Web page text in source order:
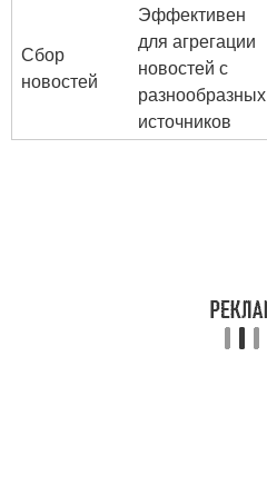
Сбор
‌новостей
Эффективен
для агрегации
новостей с
разнообразных
источников